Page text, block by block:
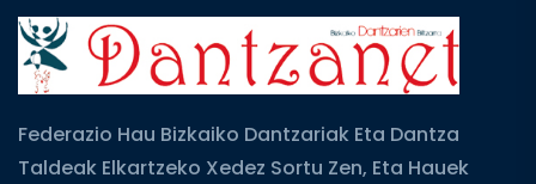
Federazio Hau Bizkaiko Dantzariak Eta Dantza
Taldeak Elkartzeko Xedez Sortu Zen, Eta Hauek